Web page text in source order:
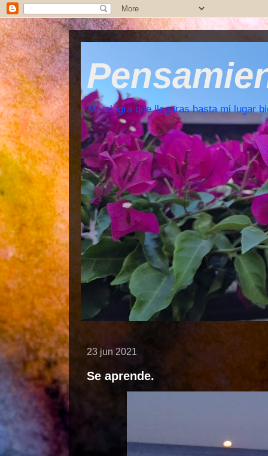
Me alegra que llegaras hasta mi lugar
23 jun 2021
Se aprende.